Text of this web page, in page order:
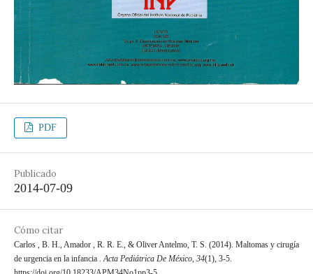
PDF
Publicado
2014-07-09
Cómo citar
Carlos , B. H., Amador , R. R. E., & Oliver Antelmo, T. S. (2014). Maltomas y cirugía
de urgencia en la infancia .Acta Pediátrica De México, 34(1), 3-5.